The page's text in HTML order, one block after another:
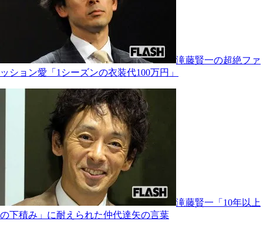
滝藤賢一の超絶ファ
ッション愛「1シーズンの衣装代100万円」
滝藤賢一「10年以上
の下積み」に耐えられた仲代達矢の言葉